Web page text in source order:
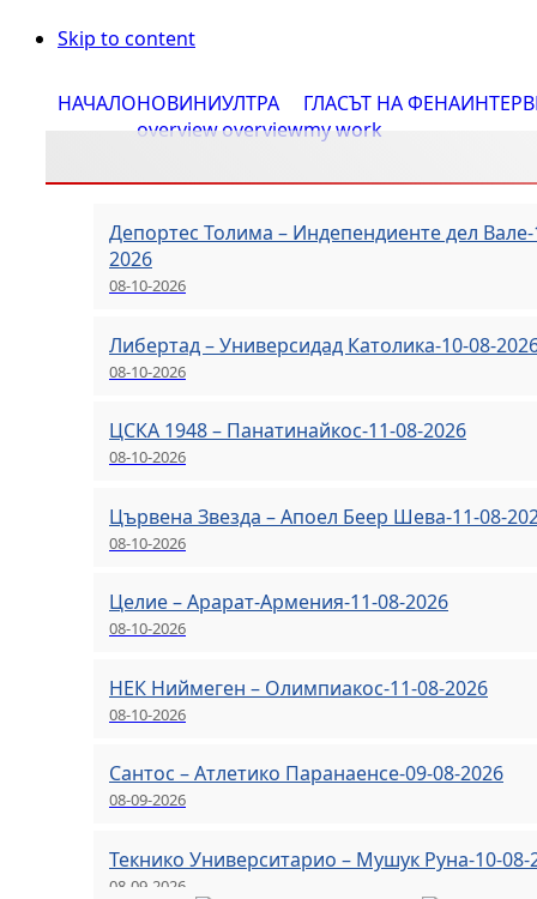
Skip to content
НАЧАЛОНОВИНИ
overview
УЛТРА
overview
ГЛАСЪТ НА ФЕНА
my work
Депортес Толима – Индепендиенте дел Вале-
2026
08-10-2026
Либертад – Универсидад Католика-10-08-
08-10-2026
ЦСКА 1948 – Панатинайкос-11-08-2026
08-10-2026
Цървена Звезда – Апоел Беер Шева-11-08-
08-10-2026
Целие – Арарат-Армения-11-08-2026
08-10-2026
НЕК Ниймеген – Олимпиакос-11-08-2026
08-10-2026
Сантос – Атлетико Паранаенсе-09-08-2026
08-09-2026
Текнико Университарио – Мушук Руна-10-08-
08-09-2026